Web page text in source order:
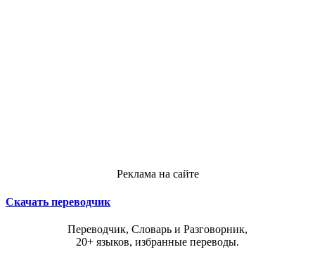
Реклама на сайте
Скачать переводчик
Переводчик, Словарь и Разговорник,
20+ языков, избранные переводы.